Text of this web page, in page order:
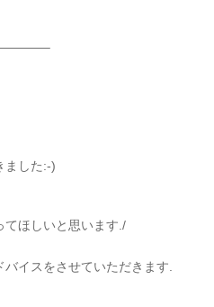
ました:-)
てほしいと思います./
イスをさせていただきます.